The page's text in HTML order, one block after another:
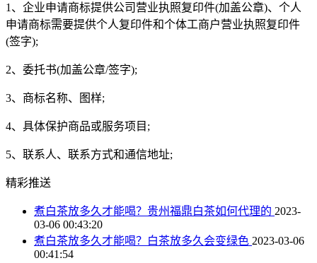
1、企业申请商标提供公司营业执照复印件(加盖公章)、个人
申请商标需要提供个人复印件和个体工商户营业执照复印件
(签字);
2、委托书(加盖公章/签字);
3、商标名称、图样;
4、具体保护商品或服务项目;
5、联系人、联系方式和通信地址;
精彩推送
煮白茶放多久才能喝？贵州福鼎白茶如何代理的 2023-
03-06 00:43:20
煮白茶放多久才能喝？白茶放多久会变绿色 2023-03-06
00:41:54